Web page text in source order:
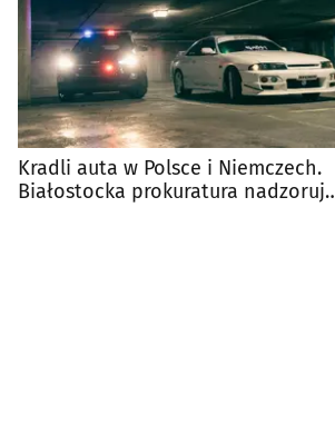
Kradli auta w Polsce i Niemczech.
Białostocka prokuratura nadzoruje